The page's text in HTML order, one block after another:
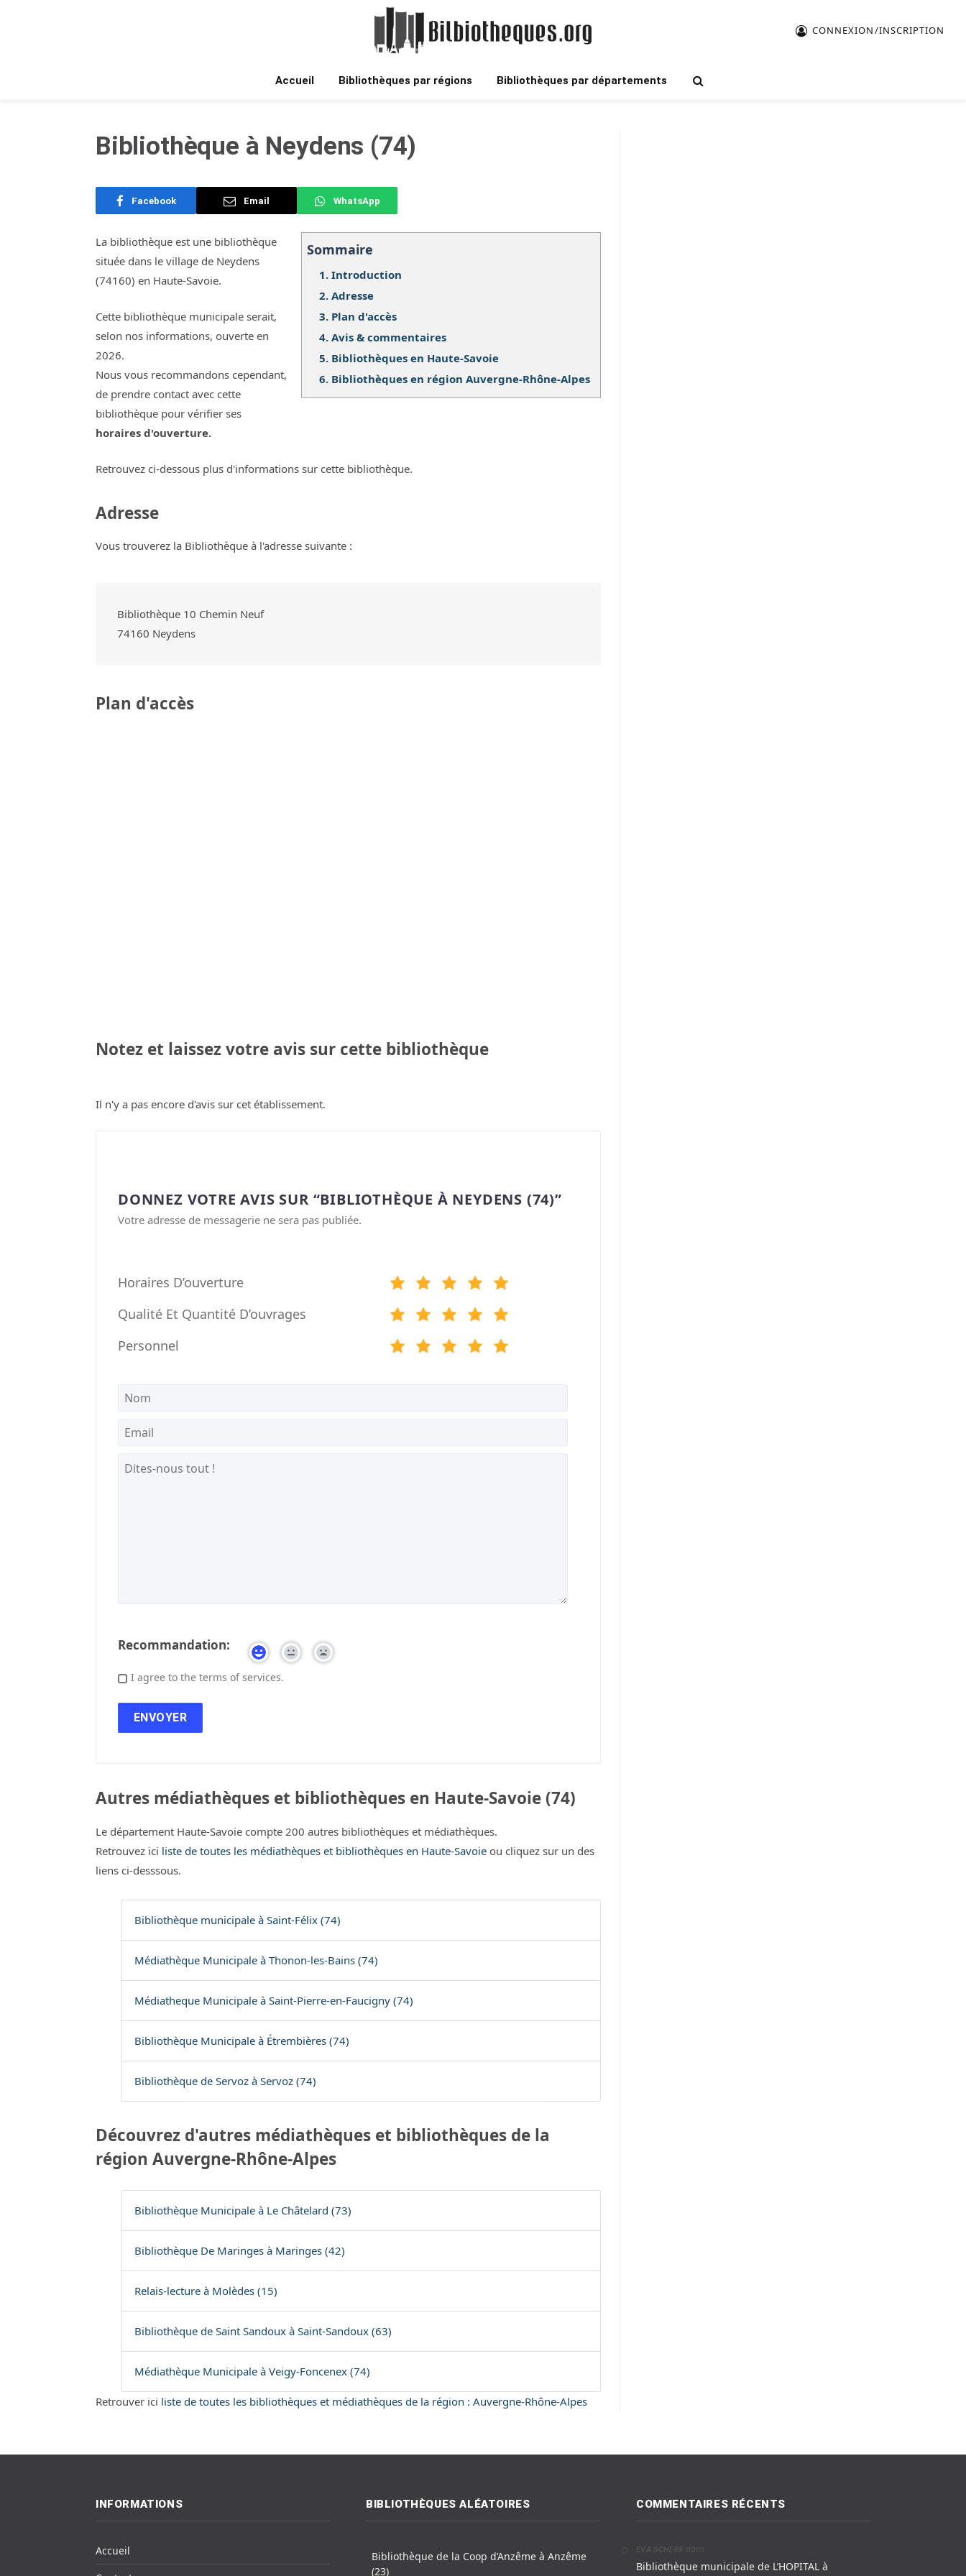
CONNEXION/INSCRIPTION
Accueil Bibliothèques par régions Bibliothèques par départements
Bibliothèque à Neydens (74)
Facebook Email WhatsApp
Sommaire
1. Introduction
2. Adresse
3. Plan d'accès
4. Avis & commentaires
5. Bibliothèques en Haute-Savoie
6. Bibliothèques en région Auvergne-Rhône-Alpes
La bibliothèque est une bibliothèque
située dans le village de Neydens
(74160) en Haute-Savoie.
Cette bibliothèque municipale serait,
selon nos informations, ouverte en
2026.
Nous vous recommandons cependant,
de prendre contact avec cette
bibliothèque pour vérifier ses
horaires d'ouverture.
Retrouvez ci-dessous plus d'informations sur cette bibliothèque.
Adresse
Vous trouverez la Bibliothèque à l'adresse suivante :
Bibliothèque 10 Chemin Neuf
74160 Neydens
Plan d'accès
Notez et laissez votre avis sur cette bibliothèque
Il n'y a pas encore d'avis sur cet établissement.
DONNEZ VOTRE AVIS SUR “BIBLIOTHÈQUE À NEYDENS (74)”
Votre adresse de messagerie ne sera pas publiée.
Horaires D’ouverture
Qualité Et Quantité D’ouvrages
Personnel
Recommandation:
I agree to the terms of services.
Autres médiathèques et bibliothèques en Haute-Savoie (74)
Le département Haute-Savoie compte 200 autres bibliothèques et médiathèques.
Retrouvez ici liste de toutes les médiathèques et bibliothèques en Haute-Savoie ou cliquez sur un des
liens ci-desssous.
Bibliothèque municipale à Saint-Félix (74)
Médiathèque Municipale à Thonon-les-Bains (74)
Médiatheque Municipale à Saint-Pierre-en-Faucigny (74)
Bibliothèque Municipale à Étrembières (74)
Bibliothèque de Servoz à Servoz (74)
Découvrez d'autres médiathèques et bibliothèques de la
région Auvergne-Rhône-Alpes
Bibliothèque Municipale à Le Châtelard (73)
Bibliothèque De Maringes à Maringes (42)
Relais-lecture à Molèdes (15)
Bibliothèque de Saint Sandoux à Saint-Sandoux (63)
Médiathèque Municipale à Veigy-Foncenex (74)
Retrouver ici liste de toutes les bibliothèques et médiathèques de la région : Auvergne-Rhône-Alpes
INFORMATIONS
Accueil
BIBLIOTHÈQUES ALÉATOIRES
Bibliothèque de la Coop d’Anzême à Anzême
(23)
COMMENTAIRES RÉCENTS
EVA SCHERF dans
Bibliothèque municipale de L’HOPITAL à